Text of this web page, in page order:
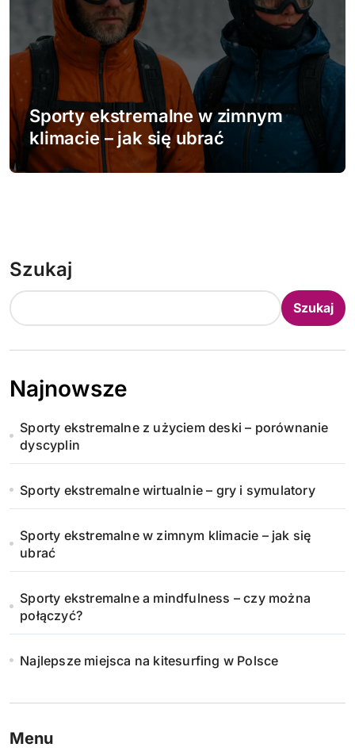
Sporty ekstremalne w zimnym
klimacie – jak się ubrać
Szukaj
Szukaj
Najnowsze
Sporty ekstremalne z użyciem deski – porównanie
dyscyplin
Sporty ekstremalne wirtualnie – gry i symulatory
Sporty ekstremalne w zimnym klimacie – jak się
ubrać
Sporty ekstremalne a mindfulness – czy można
połączyć?
Najlepsze miejsca na kitesurfing w Polsce
Menu